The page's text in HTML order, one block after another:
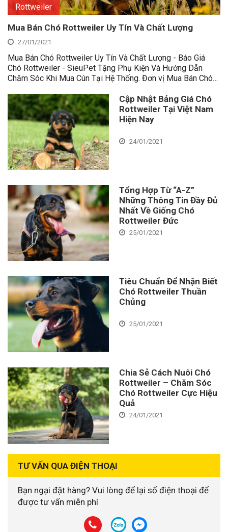
Rottweiler
Mua Bán Chó Rottweiler Uy Tín Và Chất Lượng
27/01/2021
Mua Bán Chó Rottweiler Uy Tín Và Chất Lượng - Báo Giá
Chó Rottweiler - SieuPet Tặng Phụ Kiện Và Hướng Dẫn
Chăm Sóc Khi Mua Cún Tại Hệ Thống. Đơn vị Mua Bán Chó…
Cập Nhật Bảng Giá Chó
Rottweiler Tại Việt Nam
Hiện Nay
24/01/2021
Tổng Hợp Từ “A-Z”
Những Thông Tin Đầy Đủ
Nhất Về Giống Chó
Rottweiler Đức
25/01/2021
Tiêu Chuẩn Để Nhận Biết
Chó Rottweiler Thuần
Chủng
25/01/2021
Chia Sẻ Cách Nuôi Chó
Rottweiler – Chăm Sóc
Chó Rottweiler Cực Hiệu
Quả
24/01/2021
TƯ VẤN QUA ĐIỆN THOẠI
Bạn ngại đặt hàng? Vui lòng để lại số điện thoại để
được tư vấn miễn phí